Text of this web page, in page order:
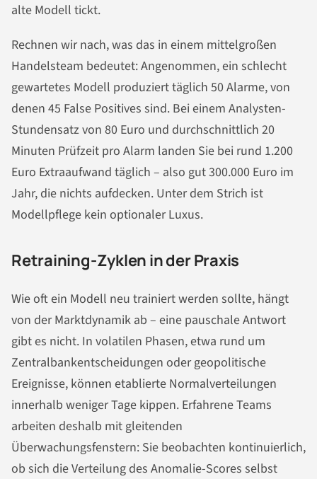
alte Modell tickt.
Rechnen wir nach, was das in einem mittelgroßen
Handelsteam bedeutet: Angenommen, ein schlecht
gewartetes Modell produziert täglich 50 Alarme, von
denen 45 False Positives sind. Bei einem Analysten-
Stundensatz von 80 Euro und durchschnittlich 20
Minuten Prüfzeit pro Alarm landen Sie bei rund 1.200
Euro Extraaufwand täglich – also gut 300.000 Euro im
Jahr, die nichts aufdecken. Unter dem Strich ist
Modellpflege kein optionaler Luxus.
Retraining-Zyklen in der Praxis
Wie oft ein Modell neu trainiert werden sollte, hängt
von der Marktdynamik ab – eine pauschale Antwort
gibt es nicht. In volatilen Phasen, etwa rund um
Zentralbankentscheidungen oder geopolitische
Ereignisse, können etablierte Normalverteilungen
innerhalb weniger Tage kippen. Erfahrene Teams
arbeiten deshalb mit gleitenden
Überwachungsfenstern: Sie beobachten kontinuierlich,
ob sich die Verteilung des Anomalie-Scores selbst